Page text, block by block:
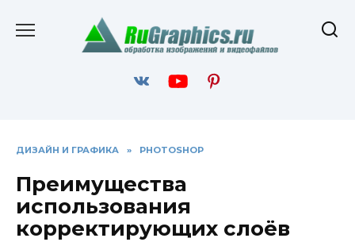
содержанию
ДИЗАЙН И ГРАФИКА » PHOTOSHOP
Преимущества
использования
корректирующих слоёв